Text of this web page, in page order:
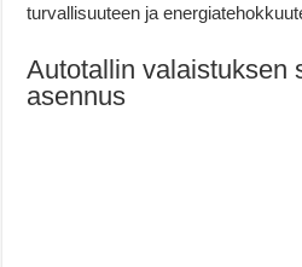
turvallisuuteen ja
Autotallin valaistuksen
asennus